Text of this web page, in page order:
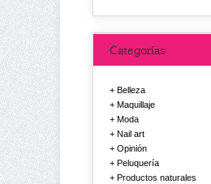
Categorías
Belleza
Maquillaje
Moda
Nail art
Opinión
Peluquería
Productos naturales